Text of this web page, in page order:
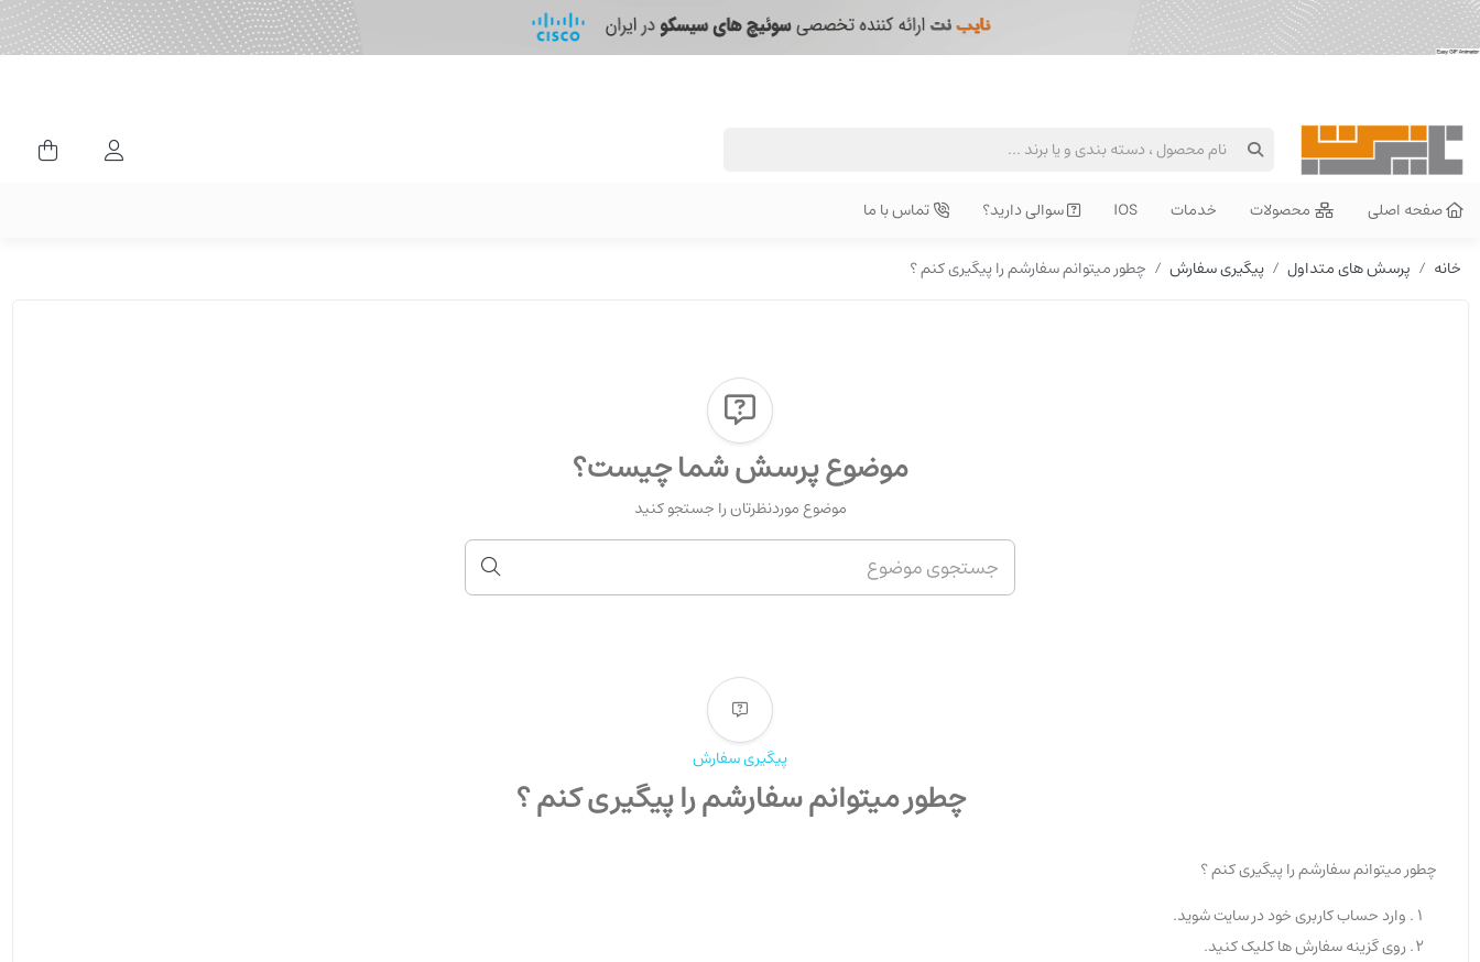
ورود کاربران
صفحه اصلی
محصولات خدمات IOS سوالی دارید؟ تماس با ما
خانه پرسش های متداول پیگیری سفارش چطور میتوانم سفارشم را پیگیری کنم ؟
موضوع پرسش شما چیست؟
موضوع موردنظرتان را جستجو کنید
پیگیری سفارش
چطور میتوانم سفارشم را پیگیری کنم ؟
چطور میتوانم سفارشم را پیگیری کنم ؟
وارد حساب کاربری خود در سایت شوید.
روی گزینه سفارش ها کلیک کنید.